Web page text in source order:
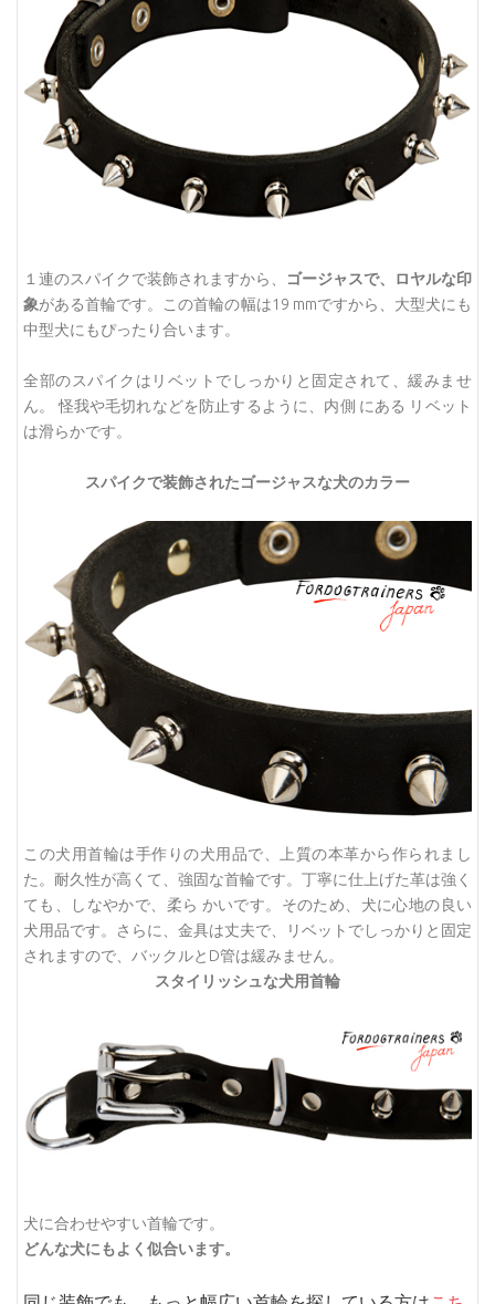
１連のスパイクで装飾されますから、
ゴージャスで、ロヤルな印
象がある首輪です。この首輪の幅は19 mmですから、大型犬にも
中型犬にもぴったり合います。
全部のスパイクはリベットでしっかりと固定されて、緩みませ
ん。 怪我や毛切れなどを防止するように、内側 にある リベット
は滑らかです。
スパイクで装飾されたゴージャスな犬のカラー
この犬用首輪は手作りの犬用品で、上質の本革から作られまし
た。耐久性が高くて、強固な首輪です。丁寧に仕上げた革は強く
ても、しなやかで、柔ら かいです。そのため、犬に心地の良い
犬用品です。さらに、金具は丈夫で、リベットでしっかりと固定
されますので、バックルとD管は緩みません。
スタイリッシュな犬用首輪
犬に合わせやすい首輪です。
どんな犬にもよく似合います。